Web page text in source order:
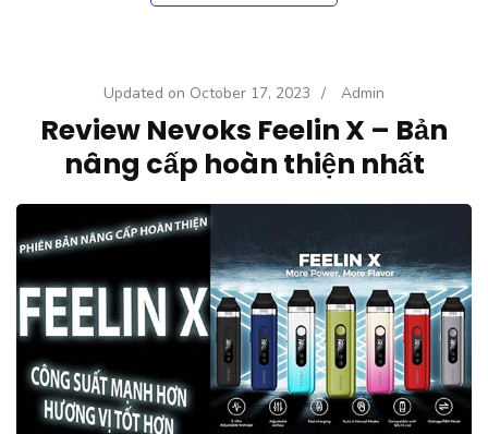
Updated on October 17, 2023 / Admin
Review Nevoks Feelin X – Bản
nâng cấp hoàn thiện nhất